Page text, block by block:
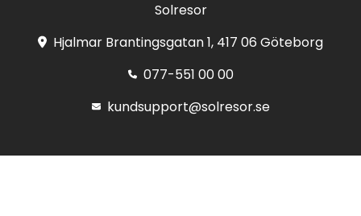
Solresor
Hjalmar Brantingsgatan 1, 417 06 Göteborg
077-551 00 00
kundsupport@solresor.se